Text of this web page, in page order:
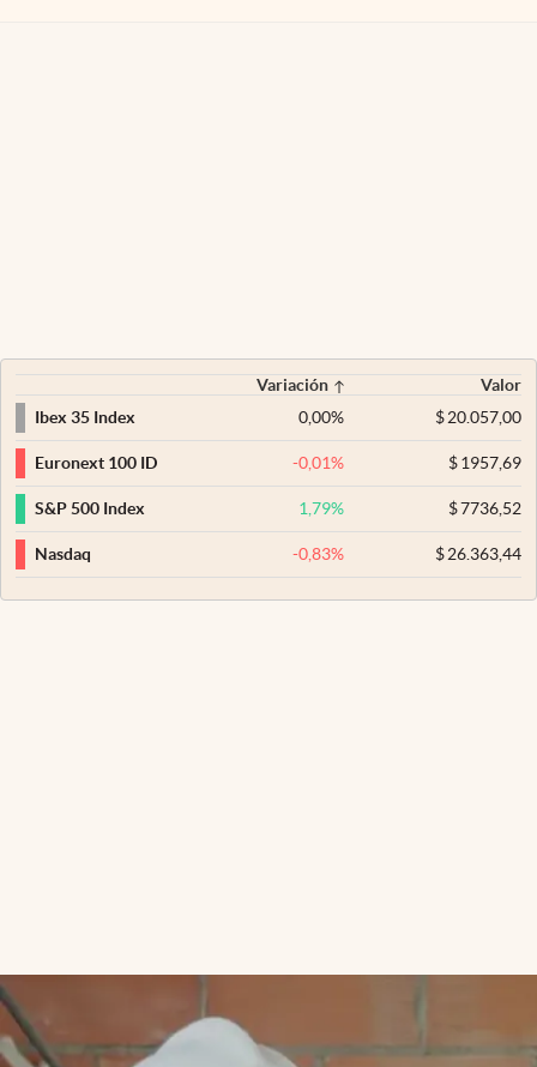
Variación
Valor
Ibex 35 Index
0,00% $20.057,00
Euronext 100 ID -0,01% $1957,69
S&P 500 Index 1,79% $7736,52
Nasdaq -0,83% $26.363,44